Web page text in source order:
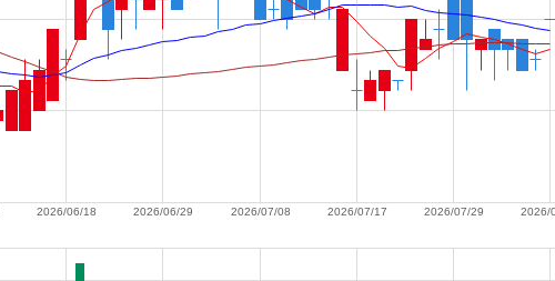
2026/
2026/07/29
2026/07/17
2026/07/08
2026/06/29
2026/06/18